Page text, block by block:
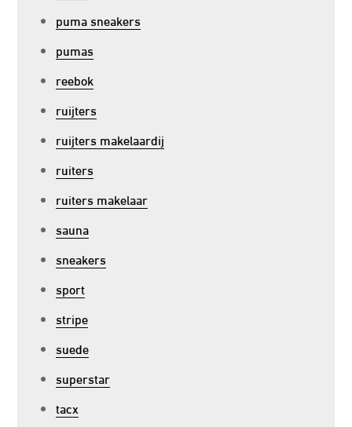
puma sneakers
pumas
reebok
ruijters
ruijters makelaardij
ruiters
ruiters makelaar
sauna
sneakers
sport
stripe
suede
superstar
tacx